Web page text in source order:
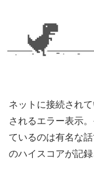
ネットに接続され
されるエラー表示
ているのは有名な
のハイスコアが記